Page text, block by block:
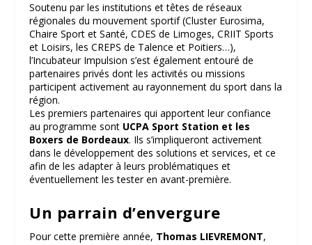
Soutenu par les institutions et têtes de réseaux
régionales du mouvement sportif (Cluster Eurosima,
Chaire Sport et Santé, CDES de Limoges, CRIIT Sports
et Loisirs, les CREPS de Talence et Poitiers…),
l’Incubateur Impulsion s’est également entouré de
partenaires privés dont les activités ou missions
participent activement au rayonnement du sport dans la
région.
Les premiers partenaires qui apportent leur confiance
au programme sont UCPA Sport Station et les
Boxers de Bordeaux. Ils s’impliqueront activement
dans le développement des solutions et services, et ce
afin de les adapter à leurs problématiques et
éventuellement les tester en avant-première.
Un parrain d’envergure
Pour cette première année, Thomas LIEVREMONT,